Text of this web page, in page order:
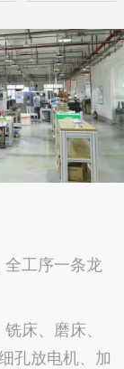
工序一条龙
床、磨床、
孔放电机、加